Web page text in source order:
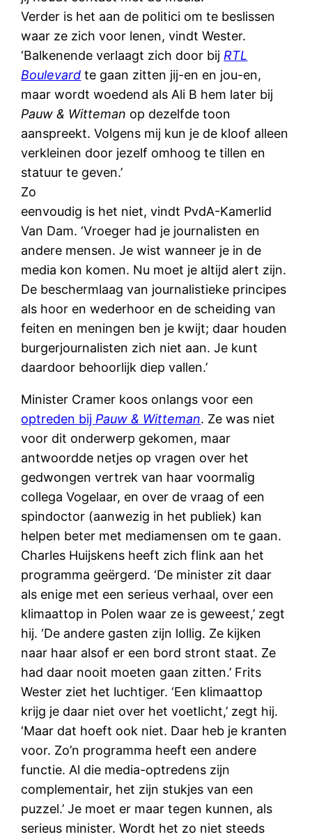
Verder is het aan de politici om te beslissen
waar ze zich voor lenen, vindt Wester.
‘Balkenende verlaagt zich door bij RTL
Boulevard te gaan zitten jij-en en jou-en,
maar wordt woedend als Ali B hem later bij
Pauw & Witteman op dezelfde toon
aanspreekt. Volgens mij kun je de kloof alleen
verkleinen door jezelf omhoog te tillen en
statuur te geven.’
Zo
eenvoudig is het niet, vindt PvdA-Kamerlid
Van Dam. ‘Vroeger had je journalisten en
andere mensen. Je wist wanneer je in de
media kon komen. Nu moet je altijd alert zijn.
De beschermlaag van journalistieke principes
als hoor en wederhoor en de scheiding van
feiten en meningen ben je kwijt; daar houden
burgerjournalisten zich niet aan. Je kunt
daardoor behoorlijk diep vallen.’
Minister Cramer koos onlangs voor een
optreden bij Pauw & Witteman. Ze was niet
voor dit onderwerp gekomen, maar
antwoordde netjes op vragen over het
gedwongen vertrek van haar voormalig
collega Vogelaar, en over de vraag of een
spindoctor (aanwezig in het publiek) kan
helpen beter met mediamensen om te gaan.
Charles Huijskens heeft zich flink aan het
programma geërgerd. ‘De minister zit daar
als enige met een serieus verhaal, over een
klimaattop in Polen waar ze is geweest,’ zegt
hij. ‘De andere gasten zijn lollig. Ze kijken
naar haar alsof er een bord stront staat. Ze
had daar nooit moeten gaan zitten.’ Frits
Wester ziet het luchtiger. ‘Een klimaattop
krijg je daar niet over het voetlicht,’ zegt hij.
‘Maar dat hoeft ook niet. Daar heb je kranten
voor. Zo’n programma heeft een andere
functie. Al die media-optredens zijn
complementair, het zijn stukjes van een
puzzel.’ Je moet er maar tegen kunnen, als
serieus minister. Wordt het zo niet steeds